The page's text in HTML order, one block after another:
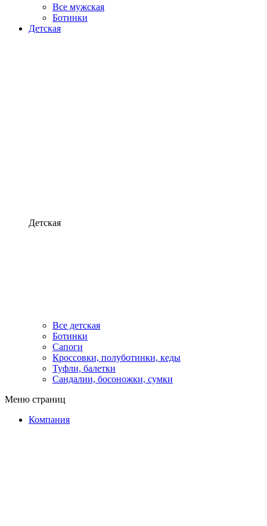
Все мужская
Ботинки
Детская
Детская
Все детская
Ботинки
Сапоги
Кроссовки, полуботинки, кеды
Туфли, балетки
Сандалии, босоножки, сумки
Меню страниц
Компания